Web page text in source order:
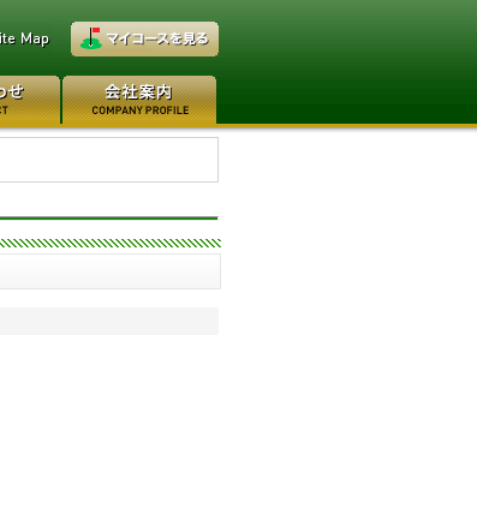
レイクウッドゴルフクラブ